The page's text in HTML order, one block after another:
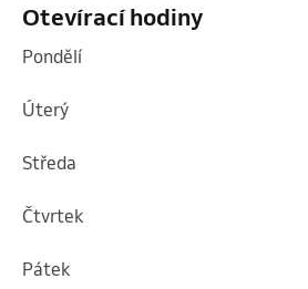
Otevírací hodiny
pondělí
úterý
středa
čtvrtek
pátek